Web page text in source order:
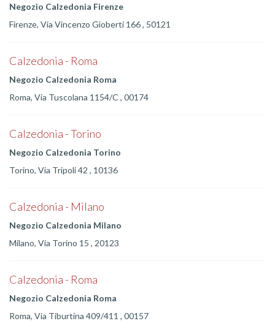
Negozio Calzedonia Firenze
Firenze, Via Vincenzo Gioberti 166 , 50121
Calzedonia - Roma
Negozio Calzedonia Roma
Roma, Via Tuscolana 1154/C , 00174
Calzedonia - Torino
Negozio Calzedonia Torino
Torino, Via Tripoli 42 , 10136
Calzedonia - Milano
Negozio Calzedonia Milano
Milano, Via Torino 15 , 20123
Calzedonia - Roma
Negozio Calzedonia Roma
Roma, Via Tiburtina 409/411 , 00157